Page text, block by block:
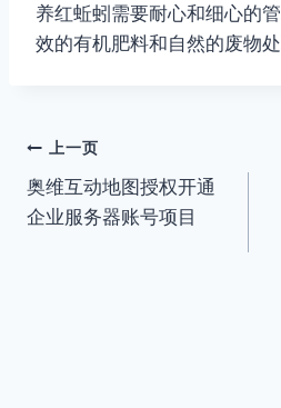
养红蚯蚓需要耐心和细心的
效的有机肥料和自然的废物处
文
章
上一页
奥维互动地图授权开通
企业服务器账号项目